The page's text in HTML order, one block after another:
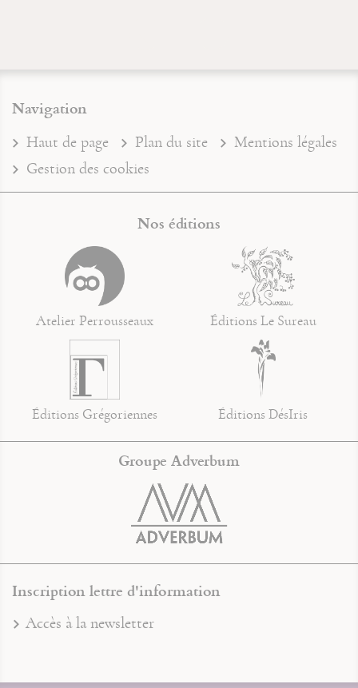
Navigation
Haut de page Plan du site
Mentions légales
Gestion des cookies
Nos éditions
Atelier Perrousseaux Éditions Le Sureau
Éditions Grégoriennes Éditions DésIris
Groupe Adverbum
Inscription lettre d'information
Accès à la newsletter